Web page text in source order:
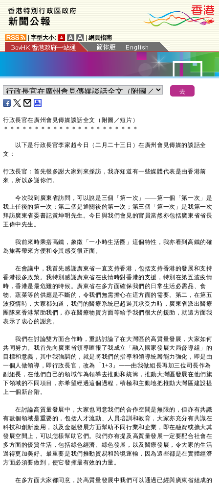
字型大小: 網頁指南
行政長官在廣州會見傳媒談話全文（附圖／短片）
＊ ＊ ＊ ＊ ＊ ＊ ＊ ＊ ＊ ＊ ＊ ＊ ＊ ＊ ＊ ＊ ＊ ＊ ＊ ＊ ＊ ＊
以下是行政長官李家超今日（二月二十三日）在廣州會見傳媒的談話全
文：
行政長官：首先很多謝大家到來採訪，我亦知道有一些媒體代表是由香港前
來，所以多謝你們。
今次我到廣東省訪問，可以說是三個「第一次」——第一個「第一次」是
我上任後的第一次；第二個是通關後的第一次；第三個「第一次」是我第一次
拜訪廣東省委書記黃坤明先生。今日與我們會見的官員當然亦包括廣東省省長
王偉中先生。
我前來時乘搭高鐵，象徵「一小時生活圈」這個特性，我亦看到高鐵的確
為旅客帶來方便和令其感受很正面。
在會議中，我首先感謝廣東省一直支持香港，包括支持香港的發展和支持
香港很多政策。我特別感謝廣東省在疫情時對香港的支援，特別在第五波疫情
時，香港是最危難的時候。廣東省在多方面確保我們的日常生活必需品、食
物、蔬菜等的供應是不斷的，令我們無需擔心在這方面的需要。第二，在第五
波疫情時，大家都知道，我們的醫療系統已超過其承受力時，廣東省派出醫療
團隊來香港幫助我們，亦在醫療物資方面等給予我們很大的援助，就這方面我
表示了衷心的謝意。
我們在討論雙方面合作時，重點討論了在大灣區的高質量發展，大家如何
共同努力。我首先向廣東省領導匯報了我成立「融入國家發展大局督導組」的
目標和意義，其中我強調的，就是將我們的指導和領導統籌能力強化，即是由
一個人做領導，即行政長官，改為「1+3」——由我做組長再加三位司長作為
副組長，在他們自己的領域作為領導去推動和統籌，推動大灣區發展在他們旗
下領域的不同項目，亦希望經過這個過程，積極和主動地把推動大灣區建設提
上一個新台階。
在討論高質量發展中，大家也同意我們的合作空間是無限的，但亦有共識
有數個領域是重要的，包括人才流動、人員培訓和教育，大家亦充分有共識在
科技和創新應用，以及金融發展方面幫助不同行業和企業，即在融資或擴大其
發展空間上，可以怎樣幫助它們。我們亦有提及高質量發展一定要配合社會在
多方面的優質生活，包括綠色經濟、綠色發展，以及醫療發展，令大家的生活
過得更加美好。最重要是我們推動貿易和跨境運輸，因為這些都是在實體經濟
方面必須要做到，使它發揮最有效的力量。
在多方面大家都同意，於高質量發展中我們可以通過已經與廣東省組成的